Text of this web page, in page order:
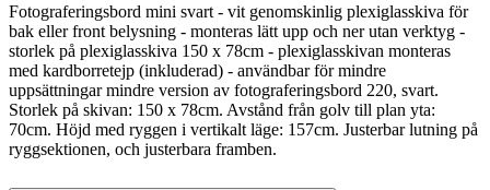
Fotograferingsbord mini svart - vit genomskinlig plexiglasskiva för
bak eller front belysning - monteras lätt upp och ner utan verktyg -
storlek på plexiglasskiva 150 x 78cm - plexiglasskivan monteras
med kardborretejp (inkluderad) - användbar för mindre
uppsättningar mindre version av fotograferingsbord 220, svart.
Storlek på skivan: 150 x 78cm. Avstånd från golv till plan yta:
70cm. Höjd med ryggen i vertikalt läge: 157cm. Justerbar lutning på
ryggsektionen, och justerbara framben.